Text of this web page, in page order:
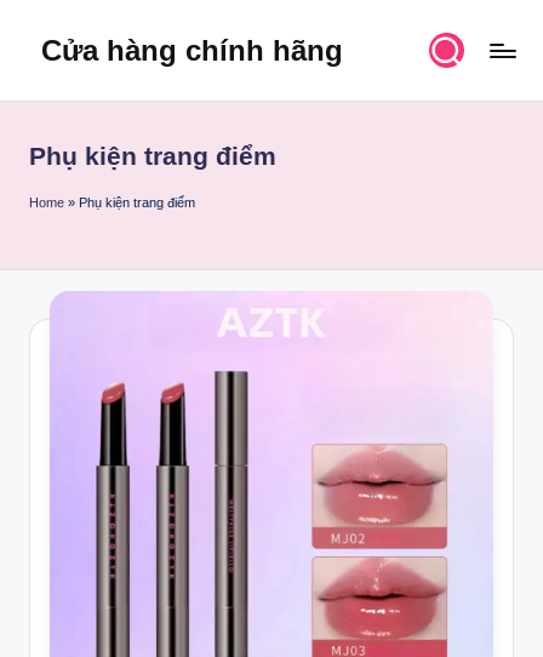
Cửa hàng chính hãng
Phụ kiện trang điểm
Home » Phụ kiện trang điểm